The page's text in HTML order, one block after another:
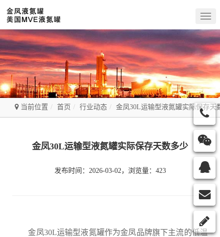
当前位置 首页 行业动态 金凤30L运输型液氮罐实际保存天
金凤30L运输型液氮罐实际保存天数多少
发布时间：2026-03-02，浏览量：423
金凤30L运输型液氮罐作为金凤品牌旗下主流的低温